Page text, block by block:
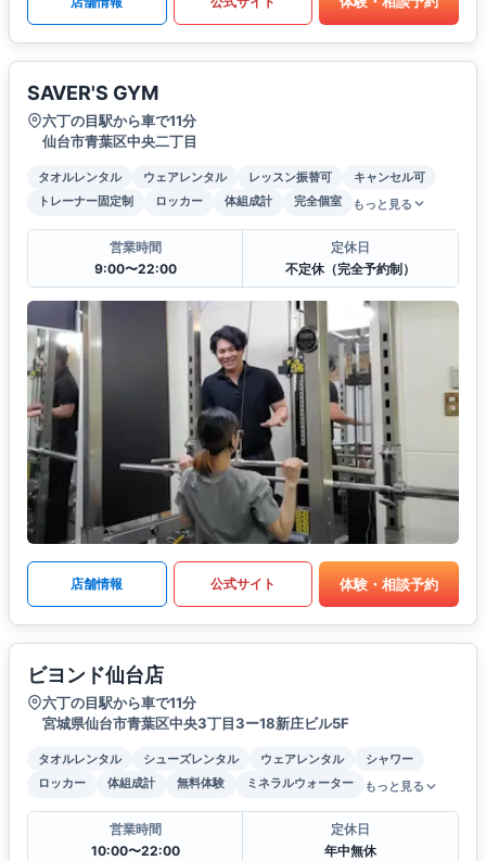
SAVER'S GYM
六丁の目駅から車で11分
仙台市青葉区中央二丁目
タオルレンタル ウェアレンタル レッスン振替可
キャンセル可
トレーナー固定制
ロッカー 体組成計 完全個室 もっと見る
営業時間
9:00〜22:00
定休日
不定休（完全予約制）
店舗情報 公式サイト 体験・相談予約
ビヨンド仙台店
六丁の目駅から車で11分
宮城県仙台市青葉区中央3丁目3ー18新庄ビル5F
タオルレンタル シューズレンタル ウェアレンタル
シャワー
ロッカー
体組成計 無料体験 ミネラルウォーター もっと見る
営業時間
10:00〜22:00
定休日
年中無休